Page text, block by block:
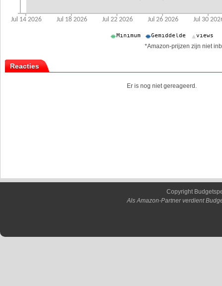
*Amazon-prijzen zijn niet
Reacties
Er is nog niet gereageerd.
Copyright
Als Amazon-Partner verdient